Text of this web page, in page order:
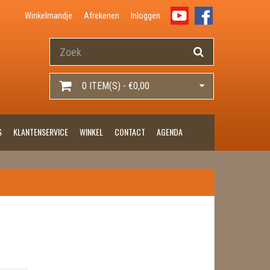
Winkelmandje Afrekenen Inloggen
0 ITEM(S) - €0,00
KLANTENSERVICE WINKEL CONTACT AGENDA